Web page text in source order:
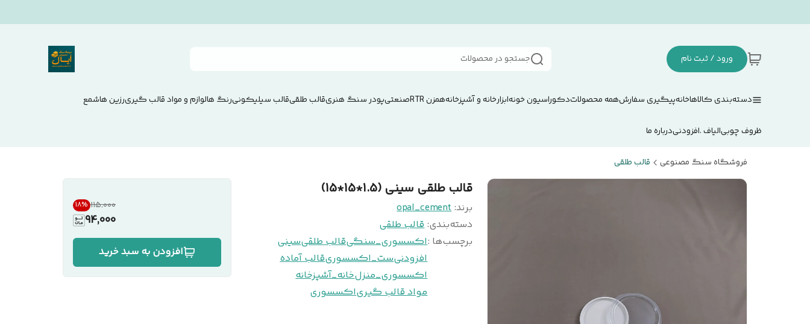
ورود / ثبت نام جستجو در محصولات
دسته‌بندی کالاهاخانهپیگیری سفارشهمه محصولاتدکوراسیون خونهابزارخانه و آشپزخانههمزن RTRصنعتی پودر سنگ هنریقالب طلقیقالب سیلیکونیرنگ هالوازم و مواد قالب گیریرزین هاشمع
ظروف چوبیالیاف .افزودنیدرباره ما
فروشگاه سنگ مصنوعی قالب طلقی
قالب طلقی سینی (1.5*15*15)
برند:opal_cement
دسته‌بندی:قالب طلقی
برچسب‌ها :اکسسوری_سنگیقالب طلقیسینی
افزودنیست_اکسسوریقالب آماده
اکسسوری_منزلخانه_آشپزخانه
مواد قالب گیریاکسسوری
۱۱۵٬۰۰۰ 18%
94,000
افزودن به سبد خرید